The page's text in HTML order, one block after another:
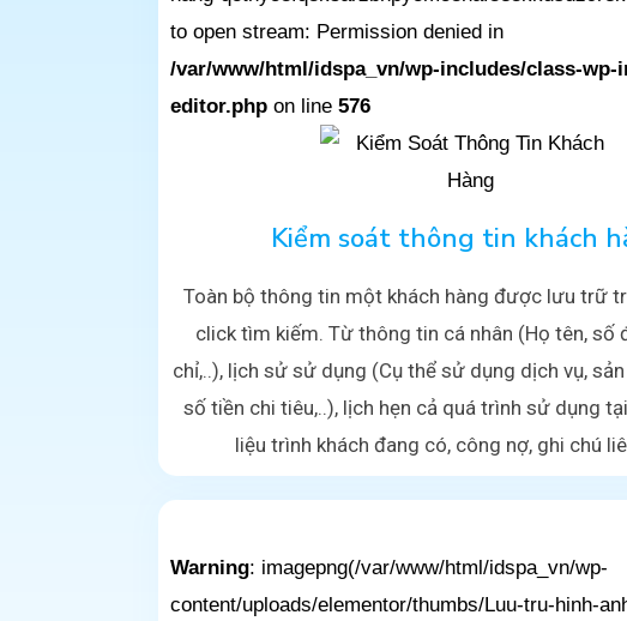
to open stream: Permission denied in
/var/www/html/idspa_vn/wp-includes/class-wp-
editor.php on line 576
Kiểm soát thông tin khách
Toàn bộ thông tin một khách hàng được lưu trữ
click tìm kiếm. Từ thông tin cá nhân (Họ tên, số
chỉ,..), lịch sử sử dụng (Cụ thể sử dụng dịch vụ,
số tiền chi tiêu,..), lịch hẹn cả quá trình sử dụng
liệu trình khách đang có, công nợ, ghi chú
Warning: imagepng(/var/www/html/idspa_vn/wp-
content/uploads/elementor/thumbs/Luu-tru-hinh-